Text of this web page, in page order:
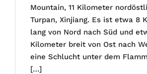
Mountain, 11 Kilometer
Turpan, Xinjiang. Es ist etwa 8
lang von Nord nach Süd und
Kilometer breit von Ost nach
eine Schlucht unter dem
[…]